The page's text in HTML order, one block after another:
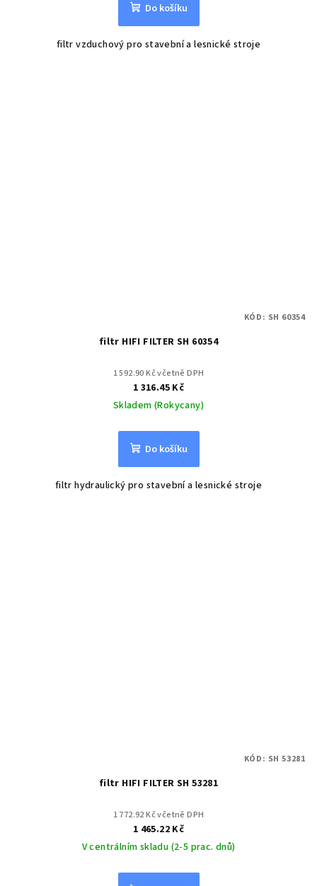
Do košíku
filtr vzduchový pro stavební a lesnické stroje
filtr HIFI FILTER SH 60354
1 592.90 Kč včetně DPH
1 316.45 Kč
Skladem (Rokycany)
Do košíku
filtr hydraulický pro stavební a lesnické stroje
KÓD: SH 60354
filtr HIFI FILTER SH 53281
1 772.92 Kč včetně DPH
1 465.22 Kč
V centrálním skladu (2-5 prac. dnů)
KÓD: SH 53281